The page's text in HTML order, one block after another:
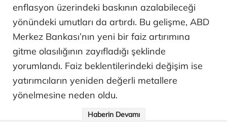
enflasyon üzerindeki baskının azalabileceği
yönündeki umutları da artırdı. Bu gelişme, ABD
Merkez Bankası’nın yeni bir faiz artırımına
gitme olasılığının zayıfladığı şeklinde
yorumlandı. Faiz beklentilerindeki değişim ise
yatırımcıların yeniden değerli metallere
yönelmesine neden oldu.
Haberin Devamı